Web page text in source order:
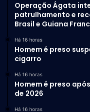
Operação Ágata
patrulhamento e
Brasil e Guiana
Há 16 horas
Homem é preso
cigarro
Há 16 horas
Homem é preso
de 2026
Há 16 horas